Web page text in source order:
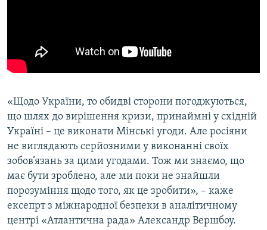
«Щодо України, то обидві сторони погоджуються,
що шлях до вирішення кризи, принаймні у східній
Україні – це виконати Мінські угоди. Але росіяни
не виглядають серйозними у виконанні своїх
зобов’язань за цими угодами. Тож ми знаємо, що
має бути зроблено, але ми поки не знайшли
порозуміння щодо того, як це зробити», – каже
ексепрт з міжнародної безпеки в аналітичному
центрі «Атлантична рада» Александр Вершбоу.